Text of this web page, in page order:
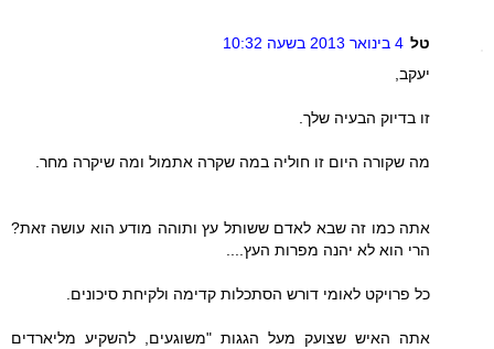
טל 4 בינואר 2013 בשעה 10:32
יעקב,
זו בדיוק הבעיה שלך.
מה שקורה היום זו חוליה במה שקרה אתמול ומה שיקרה מחר.
אתה כמו זה שבא לאדם ששותל עץ ותוהה מודע הוא עושה זאת?
הרי הוא לא יהנה מפרות העץ....
כל פרויקט לאומי דורש הסתכלות קדימה ולקיחת סיכונים.
אתה האיש שצועק מעל הגגות "משוגעים, להשקיע מליארדים